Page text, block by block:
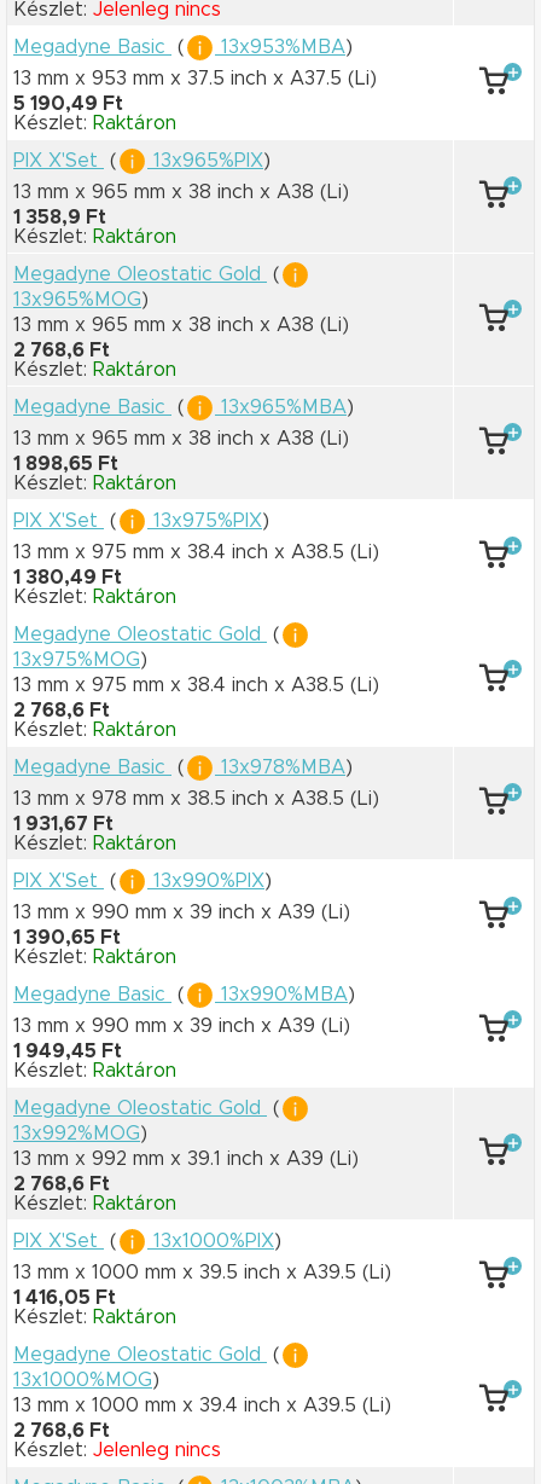
Készlet: Jelenleg nincs
Megadyne Basic
( 13x953%MBA)
13 mm x 953 mm x 37.5 inch x A37.5 (Li)
5 190,49 Ft
Készlet: Raktáron
PIX X'Set
( 13x965%PIX)
13 mm x 965 mm x 38 inch x A38 (Li)
1 358,9 Ft
Készlet: Raktáron
Megadyne Oleostatic Gold
(
13x965%MOG)
13 mm x 965 mm x 38 inch x A38 (Li)
2 768,6 Ft
Készlet: Raktáron
Megadyne Basic
( 13x965%MBA)
13 mm x 965 mm x 38 inch x A38 (Li)
1 898,65 Ft
Készlet: Raktáron
PIX X'Set
( 13x975%PIX)
13 mm x 975 mm x 38.4 inch x A38.5 (Li)
1 380,49 Ft
Készlet: Raktáron
Megadyne Oleostatic Gold
(
13x975%MOG)
13 mm x 975 mm x 38.4 inch x A38.5 (Li)
2 768,6 Ft
Készlet: Raktáron
Megadyne Basic
( 13x978%MBA)
13 mm x 978 mm x 38.5 inch x A38.5 (Li)
1 931,67 Ft
Készlet: Raktáron
PIX X'Set
( 13x990%PIX)
13 mm x 990 mm x 39 inch x A39 (Li)
1 390,65 Ft
Készlet: Raktáron
Megadyne Basic
( 13x990%MBA)
13 mm x 990 mm x 39 inch x A39 (Li)
1 949,45 Ft
Készlet: Raktáron
Megadyne Oleostatic Gold
(
13x992%MOG)
13 mm x 992 mm x 39.1 inch x A39 (Li)
2 768,6 Ft
Készlet: Raktáron
PIX X'Set
( 13x1000%PIX)
13 mm x 1000 mm x 39.5 inch x A39.5 (Li)
1 416,05 Ft
Készlet: Raktáron
Megadyne Oleostatic Gold
(
13x1000%MOG)
13 mm x 1000 mm x 39.4 inch x A39.5 (Li)
2 768,6 Ft
Készlet: Jelenleg nincs